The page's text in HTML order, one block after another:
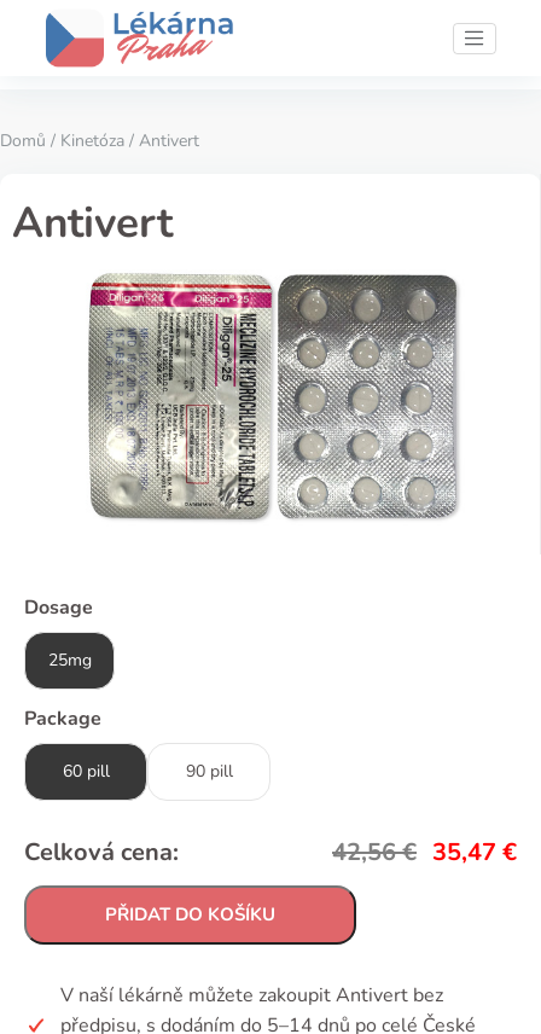
Domů / Kinetóza / Antivert
Antivert
Dosage
25mg
Package
60 pill 90 pill
Celková cena: 42,56€ 35,47 €
PŘIDAT DO KOŠÍKU
V naší lékárně můžete zakoupit Antivert bez
předpisu, s dodáním do 5–14 dnů po celé České